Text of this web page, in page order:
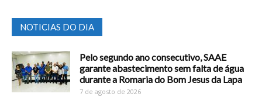
NOTICIAS DO DIA
Pelo segundo ano consecutivo, SAAE
garante abastecimento sem falta de água
durante a Romaria do Bom Jesus da Lapa
7 de agosto de 2026